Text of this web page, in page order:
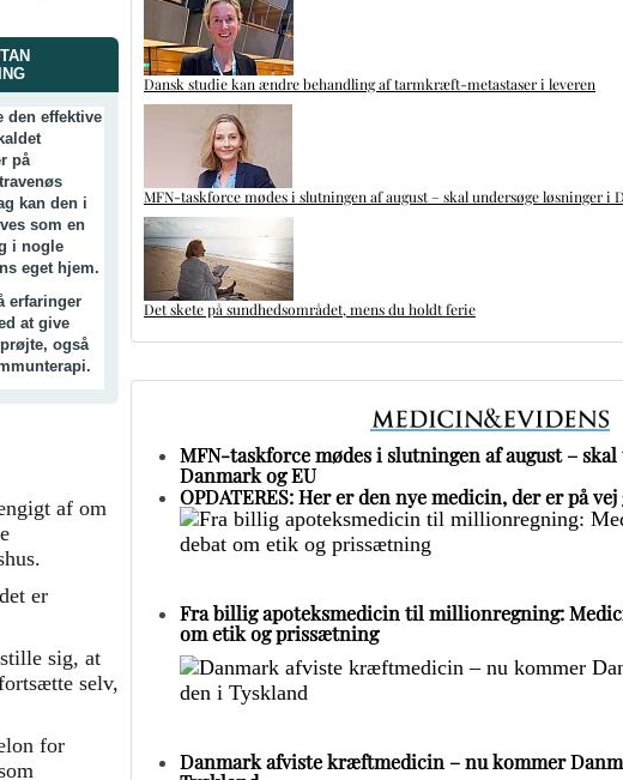
den effektive
på
kan den i
som en
i nogle
eget hjem.
erfaringer
at give
også
af om
er
sig, at
selv,
for
Dansk studie kan ændre behandling af tarmkræft-metastaser i leveren
MFN-taskforce mødes i slutningen af august – skal undersøge løsninger i
Det skete på sundhedsområdet, mens du holdt ferie
MFN-taskforce mødes i slutningen af august –
Danmark og EU
OPDATERES: Her er den nye medicin, der er på
Fra billig apoteksmedicin til millionregning:
om etik og prissætning
Danmark afviste kræftmedicin – nu kommer